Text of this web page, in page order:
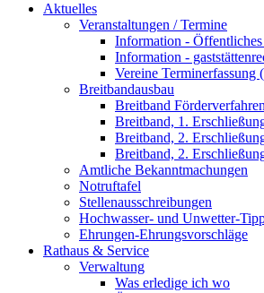
Aktuelles
Veranstaltungen / Termine
Information - Öffentliches
Information -
Vereine Terminerfassung
Breitbandausbau
Breitband
Breitband, 1.
Breitband, 2.
Breitband, 2.
Amtliche Bekanntmachungen
Notruftafel
Stellenausschreibungen
Hochwasser- und Unwetter-
Ehrungen-Ehrungsvorschläge
Rathaus & Service
Verwaltung
Was erledige ich wo